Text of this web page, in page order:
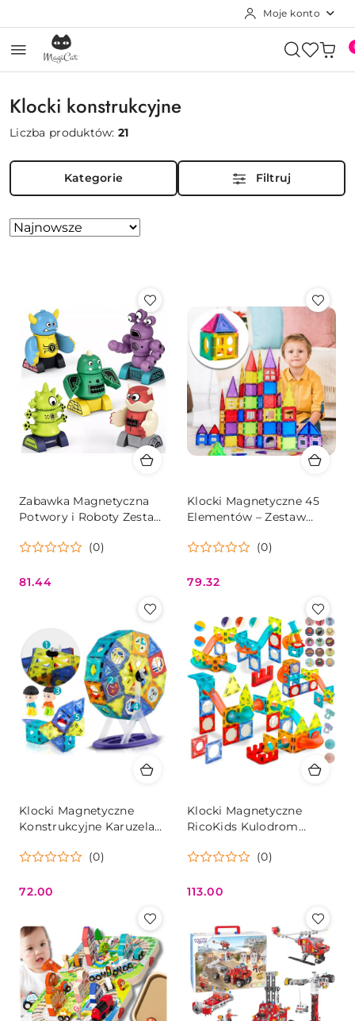
Moje konto
Klocki konstrukcyjne
Liczba produktów:21
Kategorie Filtruj
Zastosowano
Sortuj
Zabawka Magnetyczna
Potwory i Roboty Zestaw
(0)
Cena:
81.44
Klocki Magnetyczne 45
Elementów – Zestaw
Konstrukcyjny 3D Dla
(0)
Cena:
79.32
Klocki Magnetyczne
Konstrukcyjne Karuzela
3D
(0)
Cena:
72.00
Klocki Magnetyczne
RicoKids Kulodrom
Tor Kulkowy(0)
Cena:
113.00